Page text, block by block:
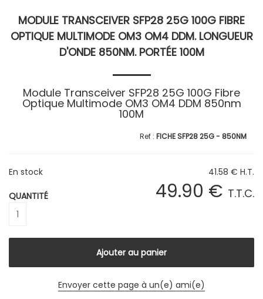
MODULE TRANSCEIVER SFP28 25G 100G FIBRE
OPTIQUE MULTIMODE OM3 OM4 DDM. LONGUEUR
D'ONDE 850NM. PORTÉE 100M
Module Transceiver SFP28 25G 100G Fibre
Optique Multimode OM3 OM4 DDM 850nm
100M
FICHE SFP28 25G - 850NM
41.58 € H.T.
49.90 € T.T.C.
En stock
QUANTITÉ
Envoyer cette page à un(e) ami(e)